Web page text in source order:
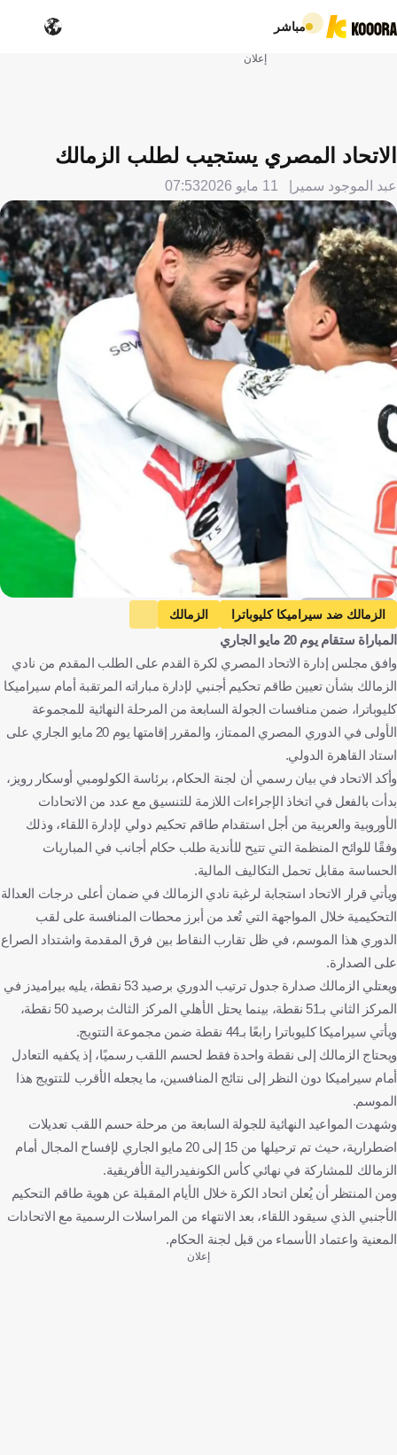
مباشر
إعلان
الاتحاد المصري يستجيب لطلب الزمالك
عبد الموجود سمير 11 مايو 2026 07:53
@ZSCOfficial_X
الزمالك ضد سيراميكا كليوباترا
الزمالك
سيراميكا كليوباترا
الدوري المصري الممتاز
كرة قدم
المباراة ستقام يوم 20 مايو الجاري
وافق مجلس إدارة الاتحاد المصري لكرة القدم على الطلب المقدم من نادي
الزمالك بشأن تعيين طاقم تحكيم أجنبي لإدارة مباراته المرتقبة أمام سيراميكا
كليوباترا، ضمن منافسات الجولة السابعة من المرحلة النهائية للمجموعة
الأولى في الدوري المصري الممتاز، والمقرر إقامتها يوم 20 مايو الجاري على
استاد القاهرة الدولي.
وأكد الاتحاد في بيان رسمي أن لجنة الحكام، برئاسة الكولومبي أوسكار رويز،
بدأت بالفعل في اتخاذ الإجراءات اللازمة للتنسيق مع عدد من الاتحادات
الأوروبية والعربية من أجل استقدام طاقم تحكيم دولي لإدارة اللقاء، وذلك
وفقًا للوائح المنظمة التي تتيح للأندية طلب حكام أجانب في المباريات
الحساسة مقابل تحمل التكاليف المالية.
ويأتي قرار الاتحاد استجابة لرغبة نادي الزمالك في ضمان أعلى درجات العدالة
التحكيمية خلال المواجهة التي تُعد من أبرز محطات المنافسة على لقب
الدوري هذا الموسم، في ظل تقارب النقاط بين فرق المقدمة واشتداد الصراع
على الصدارة.
ويعتلي الزمالك صدارة جدول ترتيب الدوري برصيد 53 نقطة، يليه بيراميدز في
المركز الثاني بـ51 نقطة، بينما يحتل الأهلي المركز الثالث برصيد 50 نقطة،
ويأتي سيراميكا كليوباترا رابعًا بـ44 نقطة ضمن مجموعة التتويج.
ويحتاج الزمالك إلى نقطة واحدة فقط لحسم اللقب رسميًا، إذ يكفيه التعادل
أمام سيراميكا دون النظر إلى نتائج المنافسين، ما يجعله الأقرب للتتويج هذا
الموسم.
وشهدت المواعيد النهائية للجولة السابعة من مرحلة حسم اللقب تعديلات
اضطرارية، حيث تم ترحيلها من 15 إلى 20 مايو الجاري لإفساح المجال أمام
الزمالك للمشاركة في نهائي كأس الكونفيدرالية الأفريقية.
ومن المنتظر أن يُعلن اتحاد الكرة خلال الأيام المقبلة عن هوية طاقم التحكيم
الأجنبي الذي سيقود اللقاء، بعد الانتهاء من المراسلات الرسمية مع الاتحادات
المعنية واعتماد الأسماء من قبل لجنة الحكام.
إعلان